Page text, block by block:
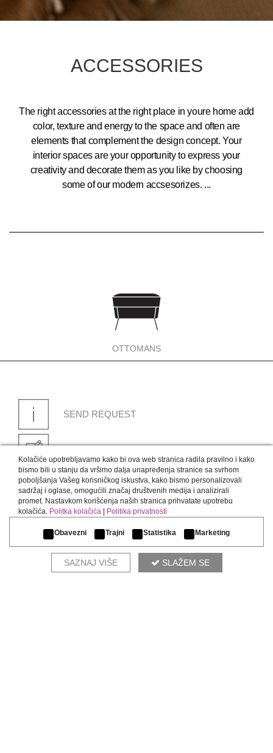
ACCESSORIES
The right accessories at the right place in youre home add
color, texture and energy to the space and often are
elements that complement the design concept. Your
interior spaces are your opportunity to express your
creativity and decorate them as you like by choosing
some of our modern accsesorizes. ...
OTTOMANS
SEND REQUEST
MAKE AN APPOINTMENT WITH AN
ARCHITECT
ATLASBEOGRAD
West 65, Omladinskih brigada 86E
Kolačiće upotrebljavamo kako bi ova web stranica radila pravilno i kako
bismo bili u stanju da vršimo dalja unapređenja stranice sa svrhom
poboljšanja Vašeg korisničkog iskustva, kako bismo personalizovali
sadržaj i oglase, omogućili značaj društvenih medija i analizirali
promet. Nastavkom korišćenja naših stranica prihvatate upotrebu
kolačića. Politka kolačića Politika privatnosti
Obavezni Trajni Statistika Marketing
SAZNAJ VIŠE SLAŽEM SE